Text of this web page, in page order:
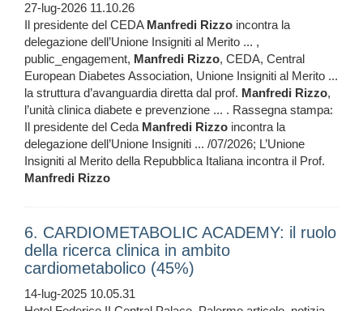
27-lug-2026 11.10.26
Il presidente del CEDA Manfredi Rizzo incontra la
delegazione dell’Unione Insigniti al Merito ... ,
public_engagement, Manfredi Rizzo, CEDA, Central
European Diabetes Association, Unione Insigniti al Merito ...
la struttura d’avanguardia diretta dal prof. Manfredi Rizzo,
l’unità clinica diabete e prevenzione ... . Rassegna stampa:
Il presidente del Ceda Manfredi Rizzo incontra la
delegazione dell’Unione Insigniti ... /07/2026; L’Unione
Insigniti al Merito della Repubblica Italiana incontra il Prof.
Manfredi Rizzo
6. CARDIOMETABOLIC ACADEMY: il ruolo
della ricerca clinica in ambito
cardiometabolico (45%)
14-lug-2025 10.05.31